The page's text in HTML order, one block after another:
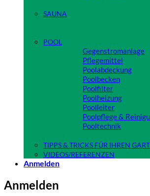
SAUNA
POOL
Gegenstromanlage
Pflegemittel
Poolabdeckung
Poolbecken
Poolfilter
Poolheizung
Poolleiter
Poolpflege &
Pooltechnik
TIPPS & TRICKS FÜR IHREN
VIDEOS/REFERENZEN
Anmelden
Anmelden